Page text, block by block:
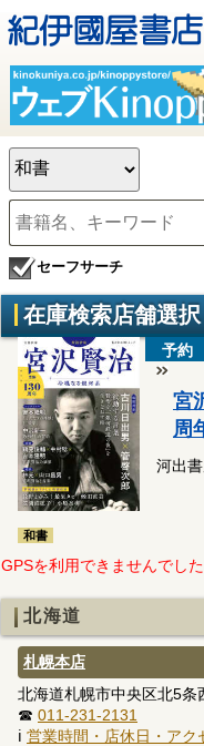
セーフサーチ
在庫検索店舗選択
和書
予約
宮
周
河出
GPSを利用できませんでし
北海道
札幌本店
北海道札幌市中央区北5
☎ 011-231-2131
ℹ 営業時間・店休日・アク